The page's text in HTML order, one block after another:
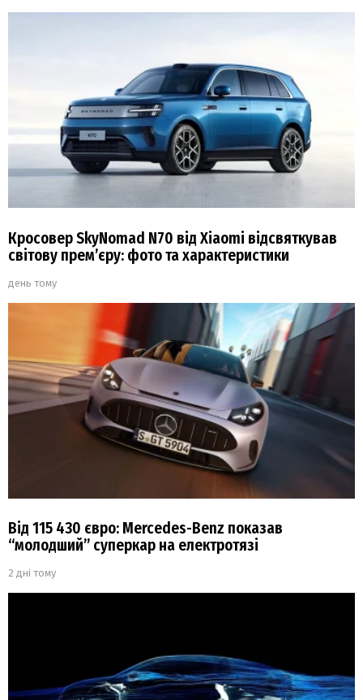
Кросовер SkyNomad N70 від Xiaomi відсвяткував
світову прем’єру: фото та характеристики
день тому
Від 115 430 євро: Mercedes-Benz показав
“молодший” суперкар на електротязі
2 дні тому